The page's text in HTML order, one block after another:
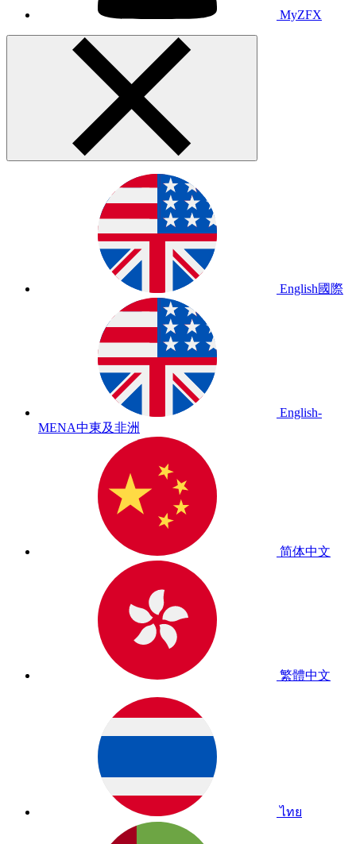
MyZFX
English國際
English-
MENA中東及非洲
简体中文
繁體中文
ไทย